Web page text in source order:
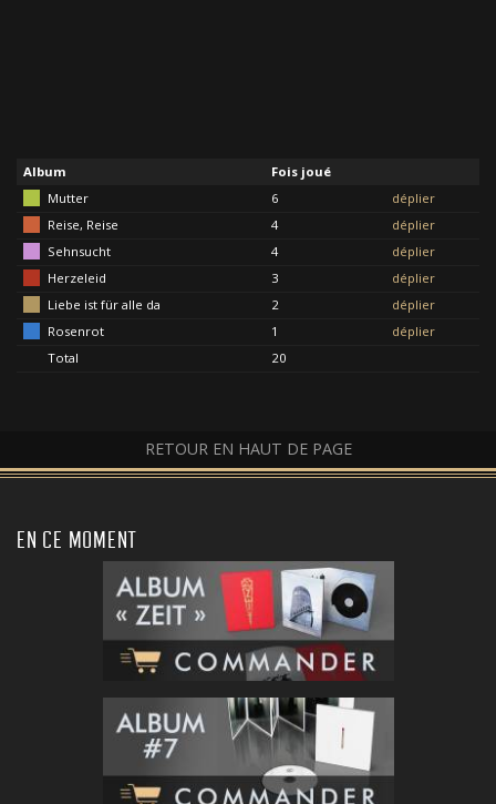
Album
Fois joué
Mutter
6
déplier
Reise, Reise
4
déplier
Sehnsucht
4
déplier
Herzeleid
3
déplier
Liebe ist für alle da
2
déplier
Rosenrot
1
déplier
Total
20
RETOUR EN HAUT DE PAGE
EN CE MOMENT